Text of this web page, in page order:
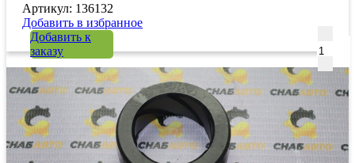
Артикул: 136132
Добавить в избранное
Добавить к
заказу